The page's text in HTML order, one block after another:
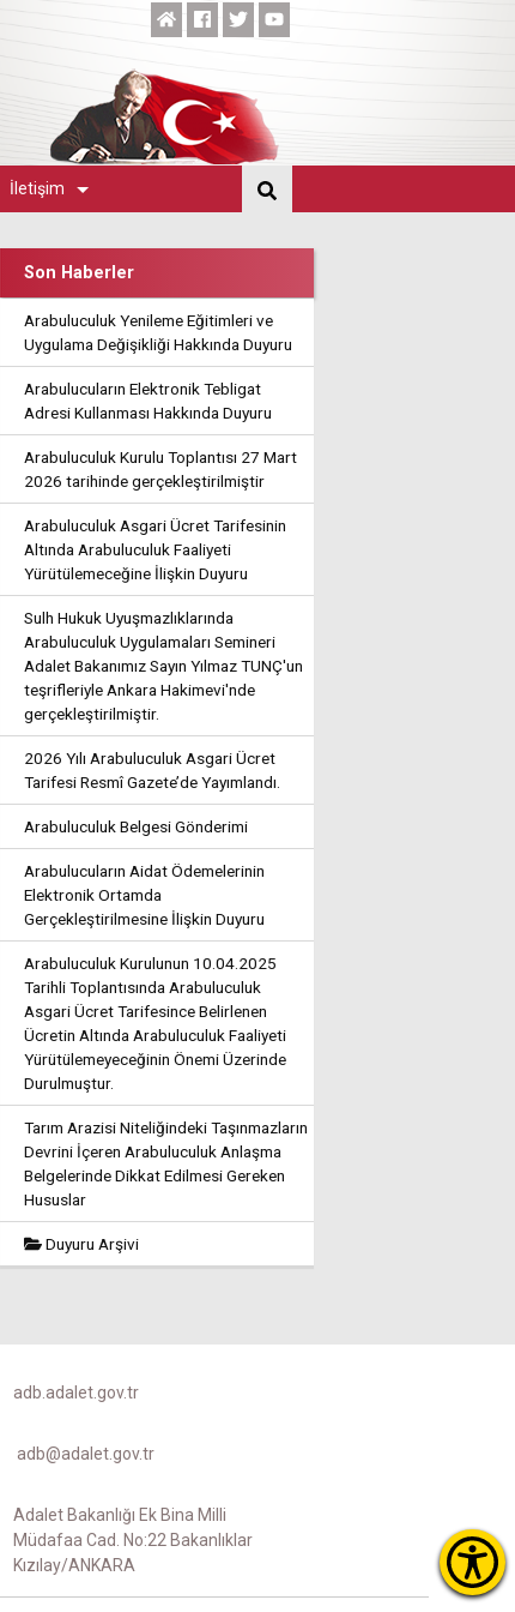
İletişim
Son Haberler
Arabuluculuk Yenileme Eğitimleri ve
Uygulama Değişikliği Hakkında Duyuru
Arabulucuların Elektronik Tebligat
Adresi Kullanması Hakkında Duyuru
Arabuluculuk Kurulu Toplantısı 27 Mart
2026 tarihinde gerçekleştirilmiştir
Arabuluculuk Asgari Ücret Tarifesinin
Altında Arabuluculuk Faaliyeti
Yürütülemeceğine İlişkin Duyuru
Sulh Hukuk Uyuşmazlıklarında
Arabuluculuk Uygulamaları Semineri
Adalet Bakanımız Sayın Yılmaz TUNÇ'un
teşrifleriyle Ankara Hakimevi'nde
gerçekleştirilmiştir.
2026 Yılı Arabuluculuk Asgari Ücret
Tarifesi Resmî Gazete’de Yayımlandı.
Arabuluculuk Belgesi Gönderimi
Arabulucuların Aidat Ödemelerinin
Elektronik Ortamda
Gerçekleştirilmesine İlişkin Duyuru
Arabuluculuk Kurulunun 10.04.2025
Tarihli Toplantısında Arabuluculuk
Asgari Ücret Tarifesince Belirlenen
Ücretin Altında Arabuluculuk Faaliyeti
Yürütülemeyeceğinin Önemi Üzerinde
Durulmuştur.
Tarım Arazisi Niteliğindeki Taşınmazların
Devrini İçeren Arabuluculuk Anlaşma
Belgelerinde Dikkat Edilmesi Gereken
Hususlar
Duyuru Arşivi
adb.adalet.gov.tr
adb@adalet.gov.tr
Adalet Bakanlığı Ek Bina Milli
Müdafaa Cad. No:22 Bakanlıklar
Kızılay/ANKARA